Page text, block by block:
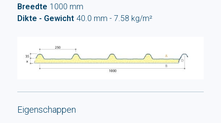
Breedte 1000 mm
Dikte - Gewicht 40.0 mm - 7.58 kg/m²
Eigenschappen